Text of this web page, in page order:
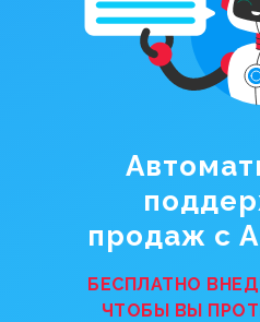
БЕСПЛАТНО
ЧТОБЫ ВЫ
продаж с